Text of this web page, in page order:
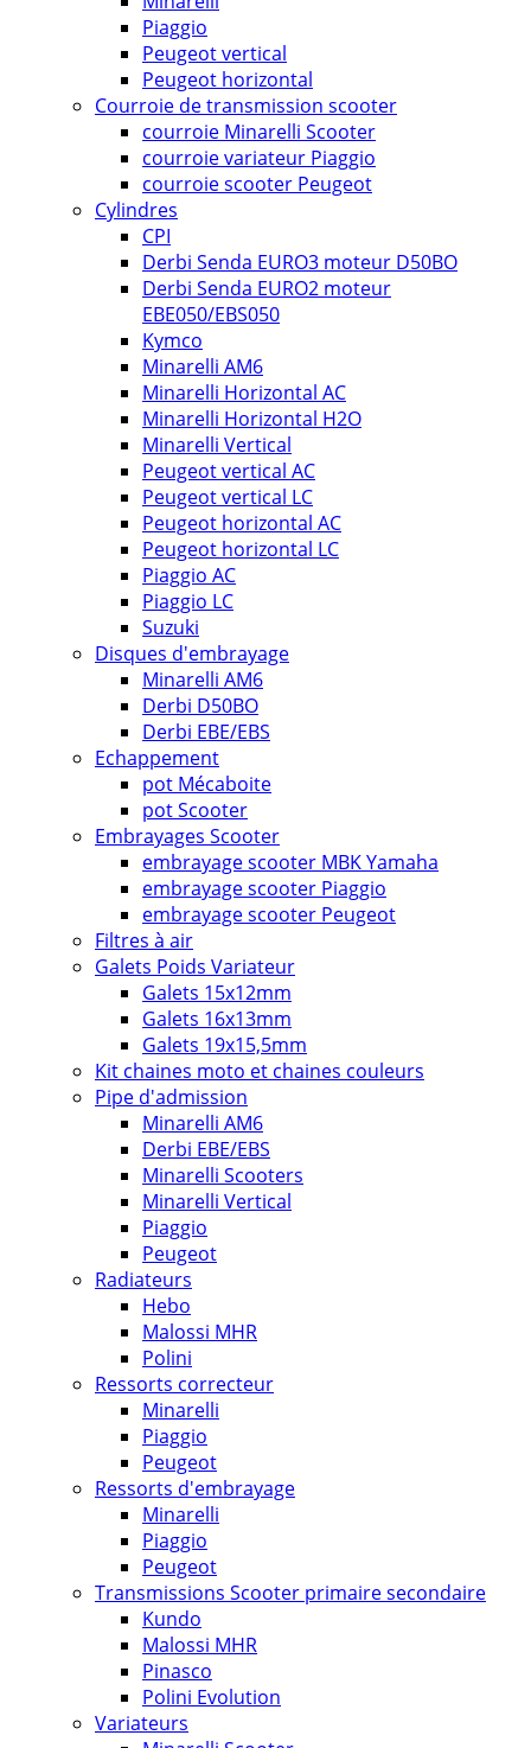
Piaggio
Peugeot vertical
Peugeot horizontal
Courroie de transmission scooter
courroie Minarelli Scooter
courroie variateur Piaggio
courroie scooter Peugeot
Cylindres
CPI
Derbi Senda EURO3 moteur D50BO
Derbi Senda EURO2 moteur
EBE050/EBS050
Kymco
Minarelli AM6
Minarelli Horizontal AC
Minarelli Horizontal H2O
Minarelli Vertical
Peugeot vertical AC
Peugeot vertical LC
Peugeot horizontal AC
Peugeot horizontal LC
Piaggio AC
Piaggio LC
Suzuki
Disques d'embrayage
Minarelli AM6
Derbi D50BO
Derbi EBE/EBS
Echappement
pot Mécaboite
pot Scooter
Embrayages Scooter
embrayage scooter MBK Yamaha
embrayage scooter Piaggio
embrayage scooter Peugeot
Filtres à air
Galets Poids Variateur
Galets 15x12mm
Galets 16x13mm
Galets 19x15,5mm
Kit chaines moto et chaines couleurs
Pipe d'admission
Minarelli AM6
Derbi EBE/EBS
Minarelli Scooters
Minarelli Vertical
Piaggio
Peugeot
Radiateurs
Hebo
Malossi MHR
Polini
Ressorts correcteur
Minarelli
Piaggio
Peugeot
Ressorts d'embrayage
Minarelli
Piaggio
Peugeot
Transmissions Scooter primaire secondaire
Kundo
Malossi MHR
Pinasco
Polini Evolution
Variateurs